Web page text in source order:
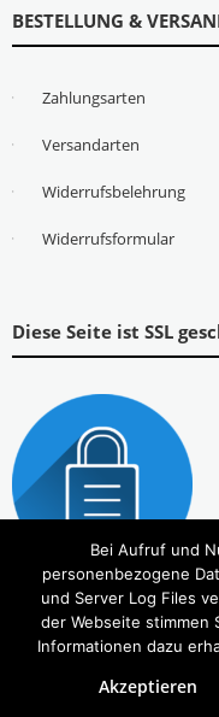
BESTELLUNG &
Zahlungsarten
Versandarten
Widerrufsbelehrung
Widerrufsformular
Diese Seite ist SSL
Copyright © 2026Tierbedarf – bvl-Shop
Bei Aufruf und
personenbezogene
und Server Log Files
der Webseite stimmen
Informationen dazu
Akzeptieren